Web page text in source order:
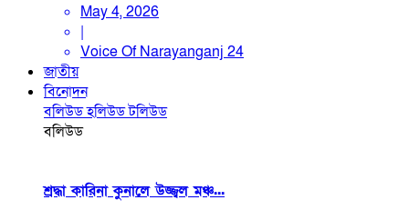
May 4, 2026
|
Voice Of Narayanganj 24
জাতীয়
বিনোদন
বলিউডহলিউডটলিউড
বলিউড
শ্রদ্ধা কারিনা কুনালে উজ্জ্বল মঞ্চ...